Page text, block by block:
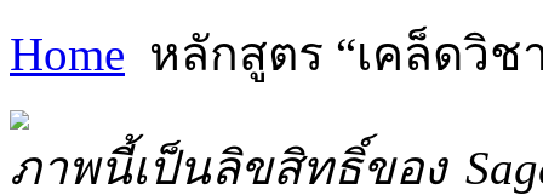
Home หลักสูตร “เคล็ดวิช
ภาพนี้เป็นลิขสิทธิ์ของ